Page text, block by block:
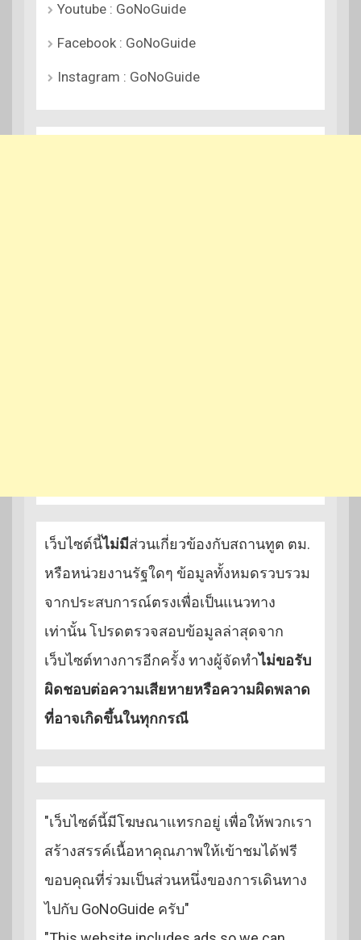
Youtube : GoNoGuide
Facebook : GoNoGuide
Instagram : GoNoGuide
เว็บไซต์นี้ไม่มีส่วนเกี่ยวข้องกับสถานทูต ตม.
หรือหน่วยงานรัฐใดๆ ข้อมูลทั้งหมดรวบรวม
จากประสบการณ์ตรงเพื่อเป็นแนวทาง
เท่านั้น โปรดตรวจสอบข้อมูลล่าสุดจาก
เว็บไซต์ทางการอีกครั้ง ทางผู้จัดทำไม่ขอรับ
ผิดชอบต่อความเสียหายหรือความผิดพลาด
ที่อาจเกิดขึ้นในทุกกรณี
"เว็บไซต์นี้มีโฆษณาแทรกอยู่ เพื่อให้พวกเรา
สร้างสรรค์เนื้อหาคุณภาพให้เข้าชมได้ฟรี
ขอบคุณที่ร่วมเป็นส่วนหนึ่งของการเดินทาง
ไปกับ GoNoGuide ครับ"